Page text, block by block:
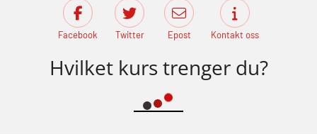
Facebook Twitter Epost Kontakt oss
Hvilket kurs trenger du?